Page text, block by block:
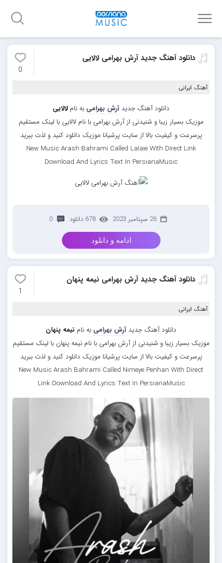
دانلود آهنگ جدید آرش بهرامی لالایی
0
آهنگ ایرانی
دانلود آهنگ جدید آرش بهرامی به نام لالایی
موزیک بسیار زیبا و شنیدنی از آرش بهرامی با نام لالایی با لینک مستقیم
پرسرعت و کیفیت بالا از سایت پرشیانا موزیک دانلود کنید و لذت ببرید
New Music Arash Bahrami Called Lalaie With Direct Link
Download And Lyrics Text In PersianaMusic
26 سپتامبر 2023 678 دانلود 0
ادامه و دانلود
دانلود آهنگ جدید آرش بهرامی نیمه پنهان
1
آهنگ ایرانی
دانلود آهنگ جدید آرش بهرامی به نام نیمه پنهان
موزیک بسیار زیبا و شنیدنی از آرش بهرامی با نام نیمه پنهان با لینک مستقیم
پرسرعت و کیفیت بالا از سایت پرشیانا موزیک دانلود کنید و لذت ببرید
New Music Arash Bahrami Called Nimeye Penhan With Direct
Link Download And Lyrics Text In PersianaMusic